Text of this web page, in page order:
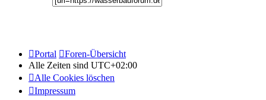
Portal
Foren-Übersicht
Alle Zeiten sind UTC+02:00
Alle Cookies löschen
Impressum